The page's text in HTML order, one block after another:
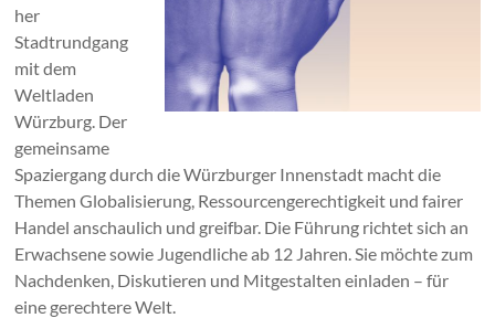
her
Stadtrundgang
mit dem
Weltladen
Würzburg. Der
gemeinsame
Spaziergang durch die Würzburger Innenstadt macht die
Themen Globalisierung, Ressourcengerechtigkeit und fairer
Handel anschaulich und greifbar. Die Führung richtet sich an
Erwachsene sowie Jugendliche ab 12 Jahren. Sie möchte zum
Nachdenken, Diskutieren und Mitgestalten einladen – für
eine gerechtere Welt.